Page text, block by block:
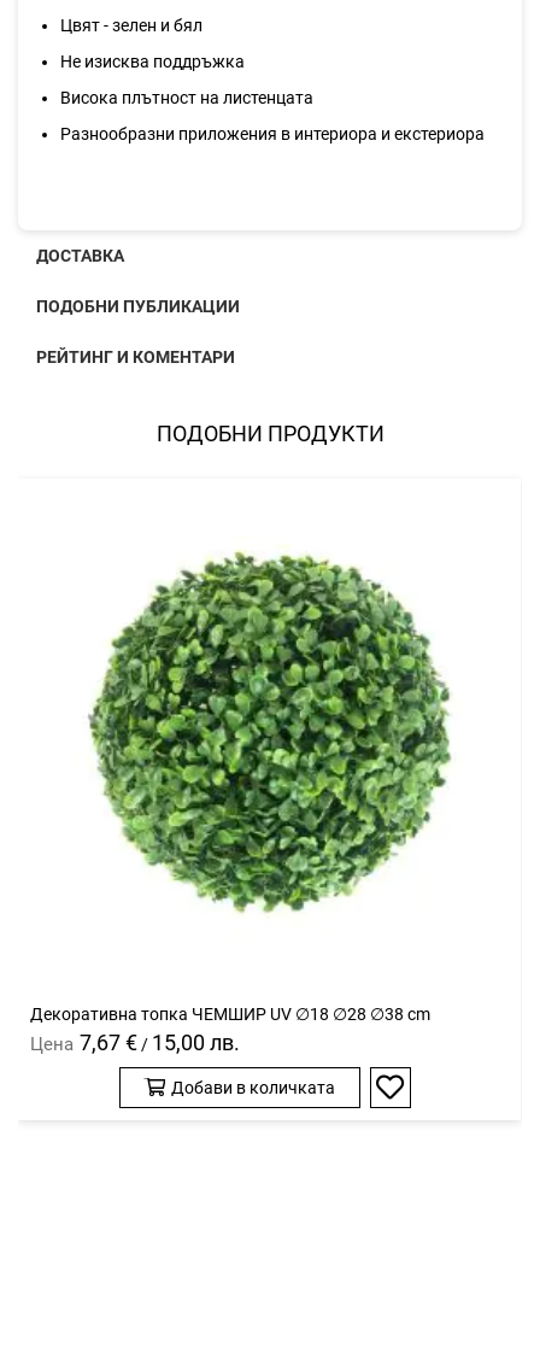
Цвят - зелен и бял
Не изисква поддръжка
Висока плътност на листенцата
Разнообразни приложения в интериора и екстериора
ДОСТАВКА
ПОДОБНИ ПУБЛИКАЦИИ
РЕЙТИНГ И КОМЕНТАРИ
ПОДОБНИ ПРОДУКТИ
Декоративна топка ЧЕМШИР UV ∅18 ∅28 ∅38 cm
Цена 7,67 € / 15,00 лв.
Добави в количката
Добави